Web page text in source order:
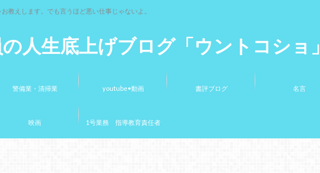
人生底上げブログ「ウントコショ」
教えします。でも言うほど悪い仕事じゃないよ。
警備業・清掃業 youtube•動画 書評ブログ 名言
映画 1号業務 指導教育責任者